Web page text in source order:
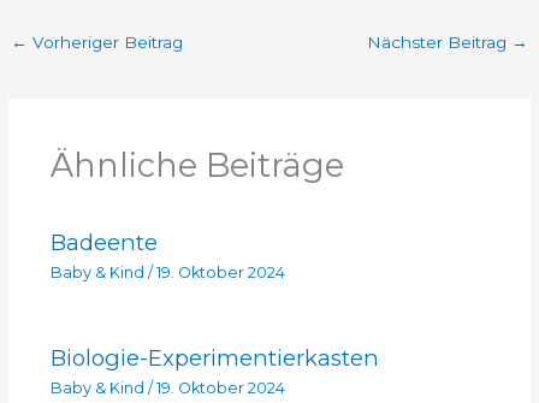
← Vorheriger Beitrag Nächster Beitrag →
Ähnliche Beiträge
Badeente
Baby & Kind / 19. Oktober 2024
Biologie-Experimentierkasten
Baby & Kind / 19. Oktober 2024